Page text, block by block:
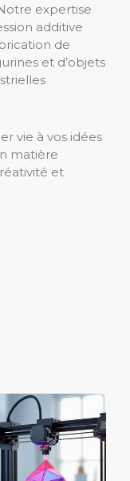
expertise
additive
de
et d’objets
vie à vos idées
matière
et